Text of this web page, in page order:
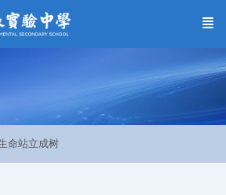
命站立成树